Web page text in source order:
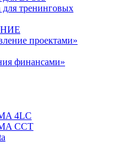
для тренинговых
проектами»
финансами»
4LC
CCT